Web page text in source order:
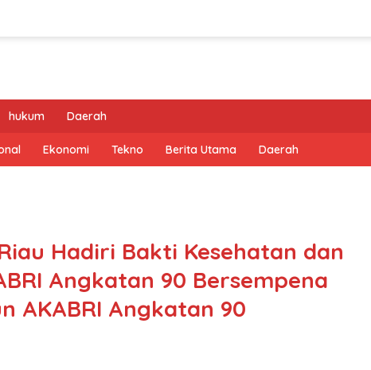
hukum Daerah
Ekonomi Tekno Berita Utama Daerah
Hadiri Bakti Kesehatan dan
Angkatan 90 Bersempena
AKABRI Angkatan 90